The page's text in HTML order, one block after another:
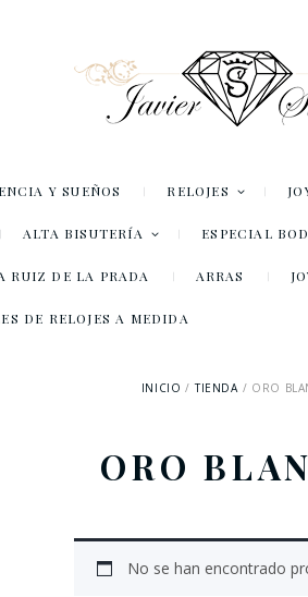
Y SUEÑOS RELOJES
ALTA BISUTERÍA ESPECIAL
RUIZ DE LA PRADA ARRAS
DE RELOJES A MEDIDA
INICIO TIENDA ORO
ORO
No se han encontrado